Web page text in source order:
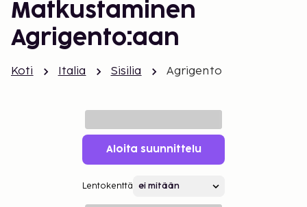
Matkustaminen
Agrigento:aan
Koti Italia Sisilia Agrigento
Aloita suunnittelu
Lentokenttä